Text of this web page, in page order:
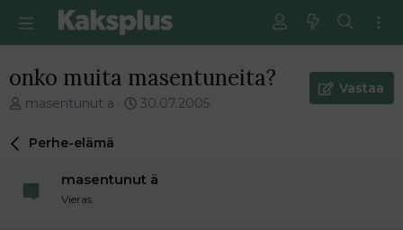
onko muita masentuneita?
V
e
i
masentunut ä
E
m
m
30.07.2005
Vastaa
Perhe-elämä
masentunut ä
Vieras